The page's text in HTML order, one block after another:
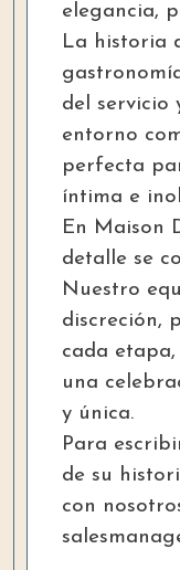
elegancia,
La historia
del servicio
entorno
perfecta
íntima e
En Maison
detalle se
Nuestro
discreción,
cada
una
y única.
Para
de su
con